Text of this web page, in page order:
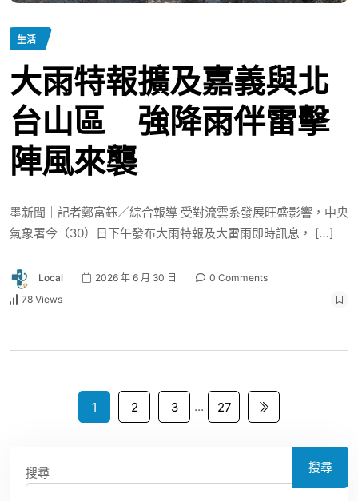
生活
大雨特報擴及嘉義與北
台山區 強降雨伴雷擊
陣風來襲
墨新聞｜記者鄭富鈺／綜合報導 受對流雲系發展旺盛影響，中央
氣象署今（30）日下午發布大雨特報及大雷雨即時訊息， […]
Local 2026 年 6 月 30 日
0 Comments
78 Views
1 2 3 ... 27
搜尋 搜尋